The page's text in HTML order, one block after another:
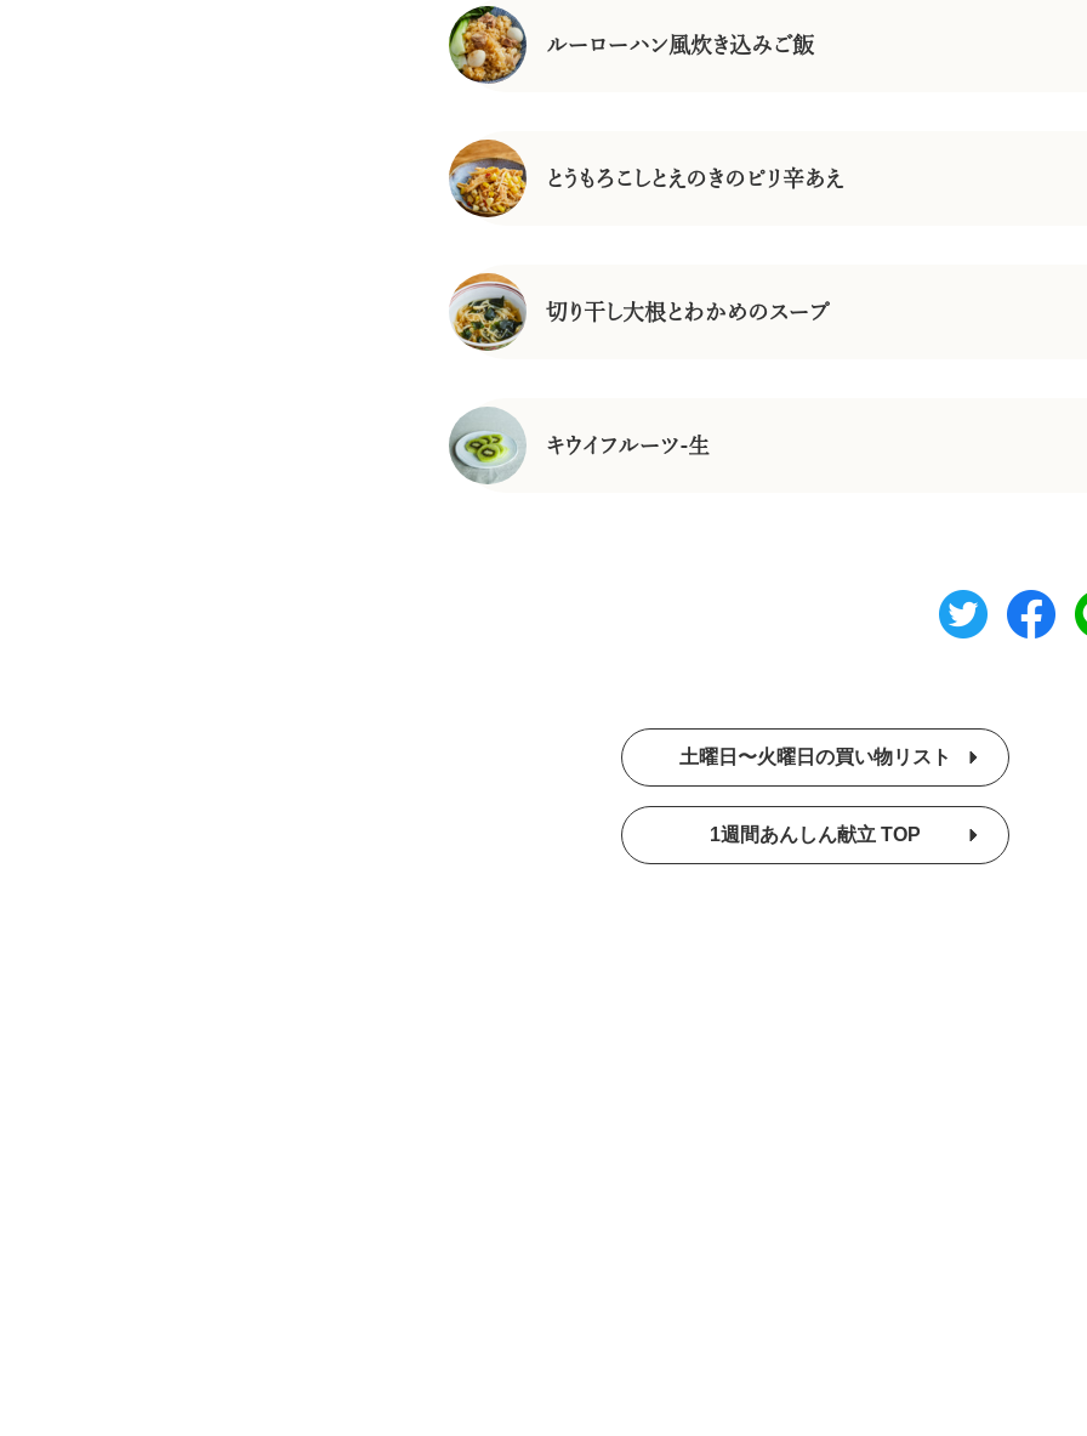
ルーローハン風炊き込みご飯
とうもろこしとえのきのピリ辛あえ
切り干し大根とわかめのスープ
キウイフルーツ-生
土曜日〜火曜日の買い物リスト
1週間あんしん献立 TOP